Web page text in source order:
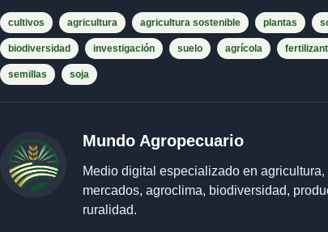
cultivos agricultura agricultura sostenible plantas
biodiversidad investigación suelo agrícola
semillas soja
Mundo Agropecuario
Medio digital especializado en agricultura,
mercados, agroclima, biodiversidad,
ruralidad.